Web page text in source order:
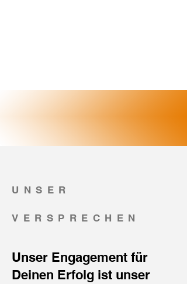
UNSER
VERSPRECHEN
Unser Engagement für
Deinen Erfolg ist unser